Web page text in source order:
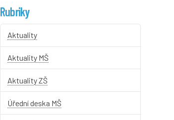
Rubriky
Aktuality
Aktuality MŠ
Aktuality ZŠ
Úřední deska MŠ